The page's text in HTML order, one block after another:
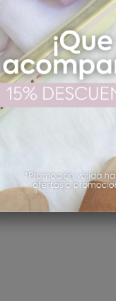
DETOX 150 ML
Comprar